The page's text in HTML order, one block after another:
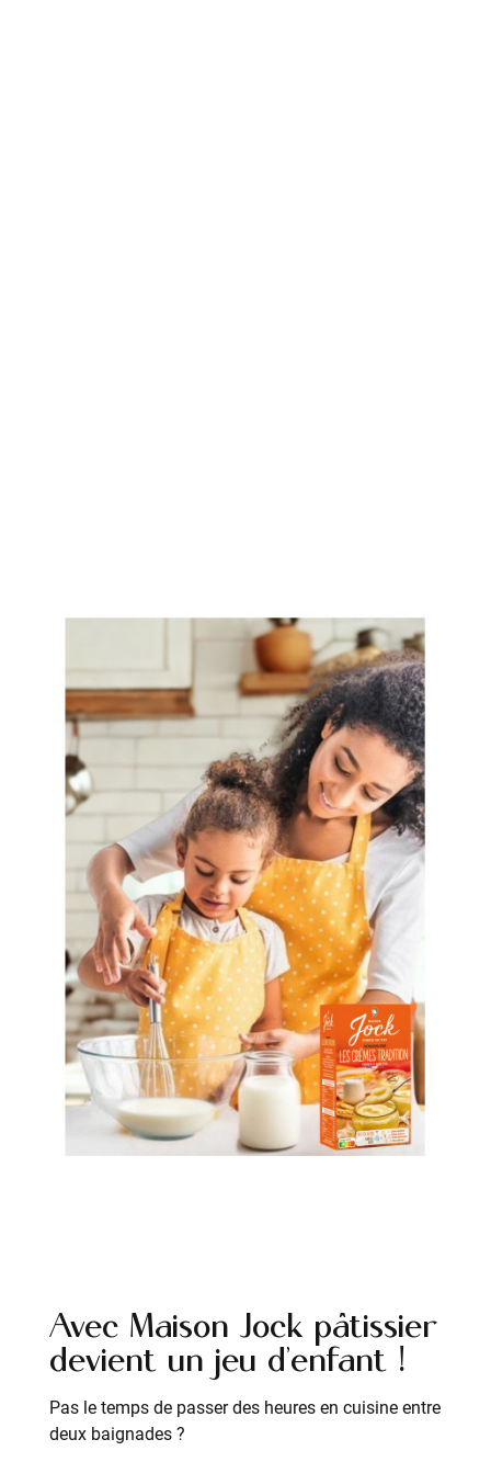
Avec Maison Jock pâtissier
devient un jeu d’enfant !
Pas le temps de passer des heures en cuisine entre
deux baignades ?